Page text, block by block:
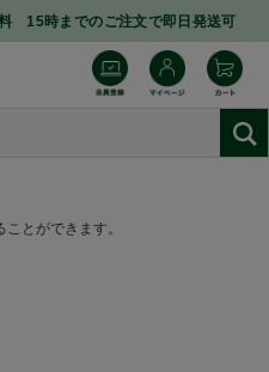
15時までのご注文で即日発送可
とができます。